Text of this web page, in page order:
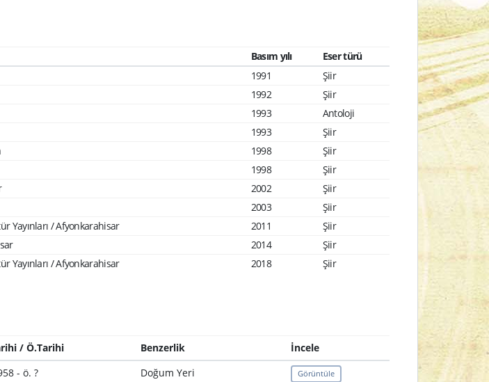
Basım yılı
Eser türü
1991
Şiir
1992
Şiir
1993
Antoloji
1993
Şiir
1998
Şiir
1998
Şiir
2002
Şiir
2003
Şiir
Yayınları / Afyonkarahisar 2011
Şiir
2014
Şiir
Yayınları / Afyonkarahisar 2018 Şiir
/ Ö.Tarihi Benzerlik
İncele
- ö. ? Doğum Yeri Görüntüle